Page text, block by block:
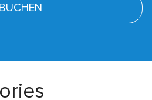
BUCHEN